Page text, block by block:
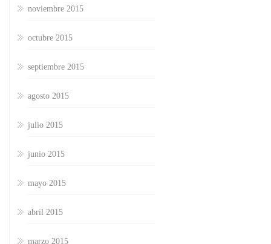
noviembre 2015
octubre 2015
septiembre 2015
agosto 2015
julio 2015
junio 2015
mayo 2015
abril 2015
marzo 2015